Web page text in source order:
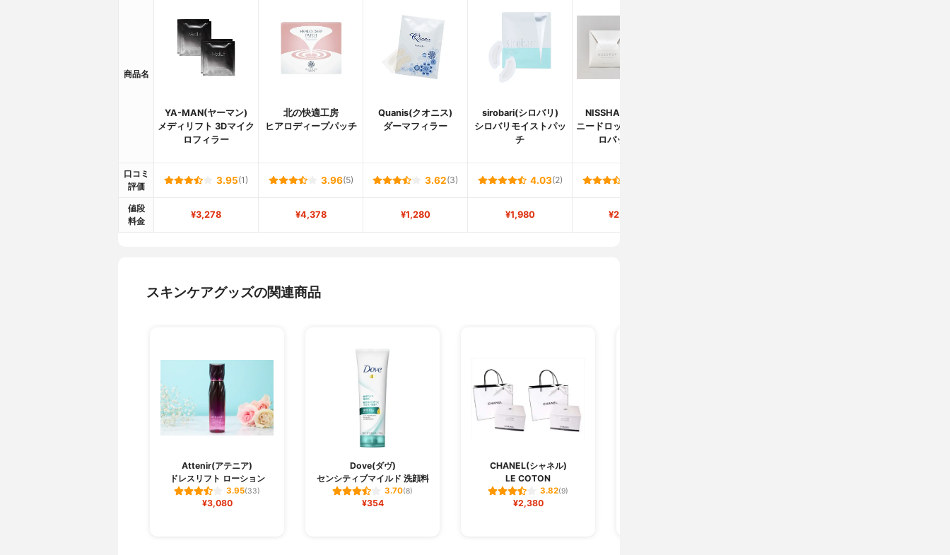
商品名
YA-MAN(ヤーマン)
メディリフト 3Dマイク
ロフィラー
北の快適工房
ヒアロディープパッチ
Quanis(クオニス)
ダーマフィラー
sirobari(シロバリ)
シロバリモイストパッ
チ
NISSHA(ニッシャ)
ニードロップ NDマイク
ロパッチ HA
口コミ
評価
3.95(1) 3.96(5) 3.62(3) 4.03(2)
値段
料金
¥3,278 ¥4,378 ¥1,280 ¥1,980 ¥2,046
スキンケアグッズの関連商品
Attenir(アテニア)
ドレスリフト ローション
3.95(33)
¥3,080
Dove(ダヴ)
センシティブマイルド 洗顔料
3.70(8)
¥354
CHANEL(シャネル)
LE COTON
3.82(9)
¥2,380